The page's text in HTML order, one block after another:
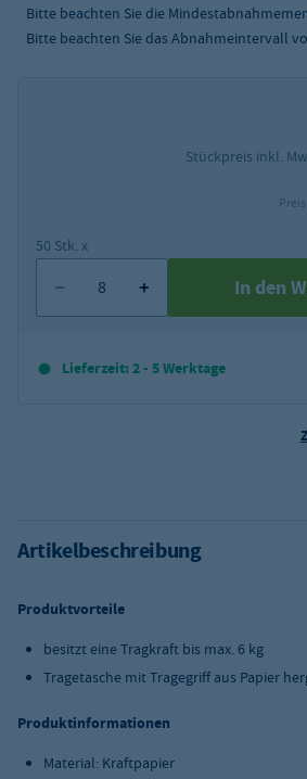
Bitte beachten Sie die
Bitte beachten Sie das Abnahmeintervall
Stückpreis inkl.
50 Stk. x
In den
Lieferzeit: 2 - 5 Werktage
Artikelbeschreibung
Produktvorteile
besitzt eine Tragkraft bis max. 6 kg
Tragetasche mit Tragegriff aus Papier
Produktinformationen
Material: Kraftpapier